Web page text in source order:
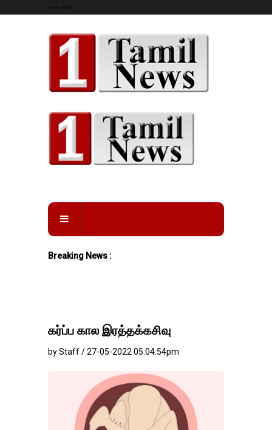
--> -->
Breaking News :
கர்ப்ப கால இரத்தக்கசிவு
by Staff / 27-05-2022 05:04:54pm